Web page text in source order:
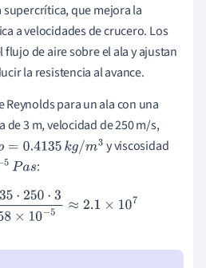
supercrítica, que mejora la
a velocidades de crucero. Los
de aire sobre el ala y ajustan
la resistencia al avance.
Reynolds para un ala con una
3 m, velocidad de 250 m/s,
=0.4135kg/m3
y viscosidad
:
⋅31.458×10− 5≈ 2.1× 107